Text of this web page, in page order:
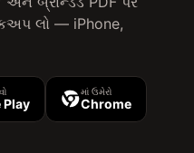
લો — iPhone,
Play
માં ઉમેરો
Chrome